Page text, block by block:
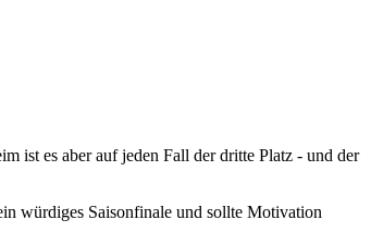
ist es aber auf jeden Fall der dritte Platz - und der
würdiges Saisonfinale und sollte Motivation